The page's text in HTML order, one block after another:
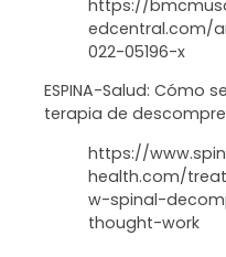
https://
edcentral.com/
022-05196-x
ESPINA-Salud: Cómo
terapia de
https://
health.com/
w-spinal-
thought-work